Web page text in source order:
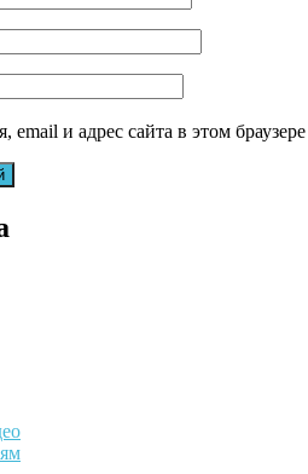
email и адрес сайта в этом